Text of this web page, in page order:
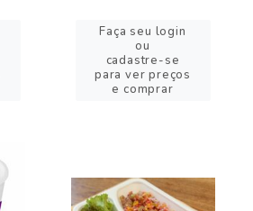
Faça seu login
ou
cadastre-se
para ver preços
e comprar